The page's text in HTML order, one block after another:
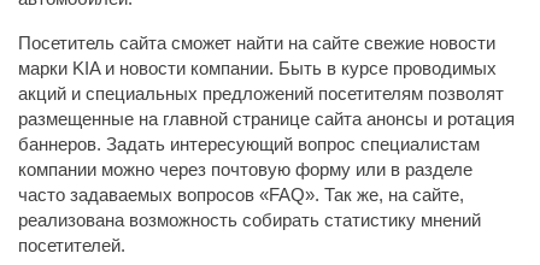
Посетитель сайта сможет найти на сайте свежие новости
марки KIA и новости компании. Быть в курсе проводимых
акций и специальных предложений посетителям позволят
размещенные на главной странице сайта анонсы и ротация
баннеров. Задать интересующий вопрос специалистам
компании можно через почтовую форму или в разделе
часто задаваемых вопросов «FAQ». Так же, на сайте,
реализована возможность собирать статистику мнений
посетителей.